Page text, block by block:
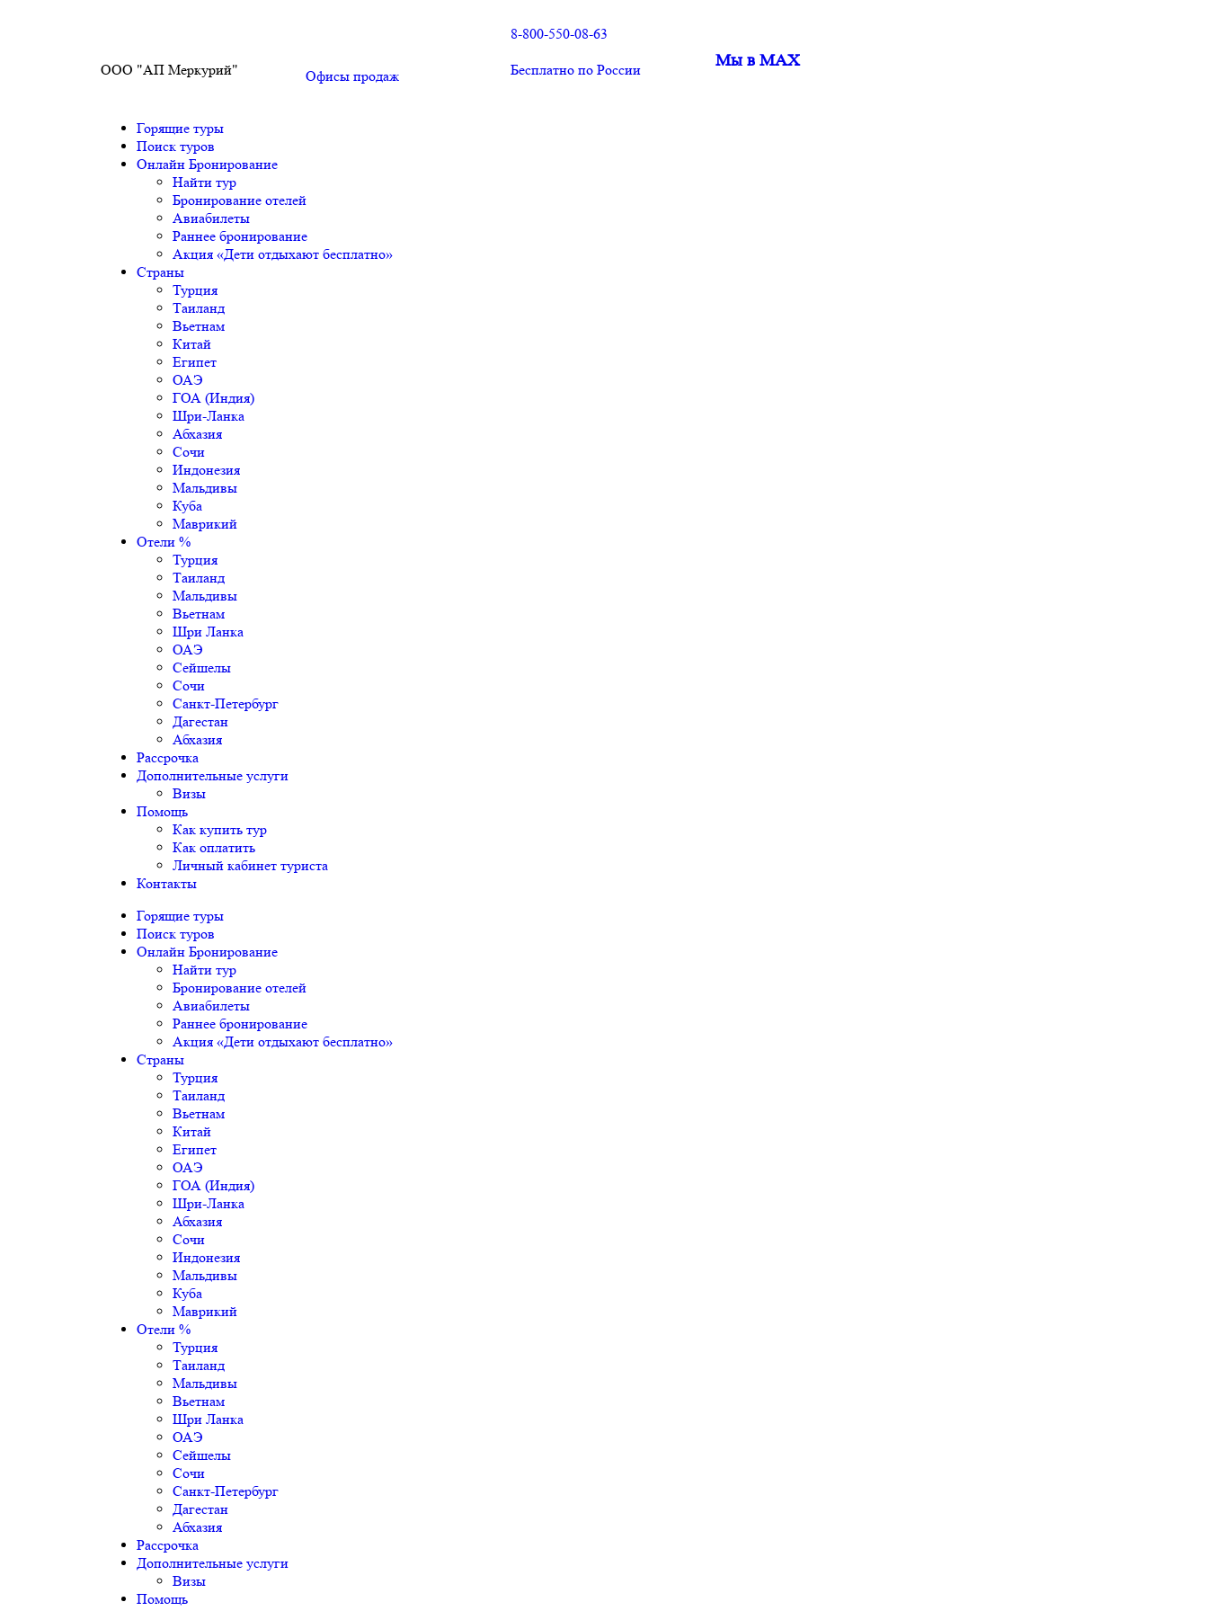
ООО "АП Меркурий" Офисы продаж
8-800-550-08-63
Бесплатно по России Мы в MAX
Горящие туры
Поиск туров
Онлайн Бронирование
Найти тур
Бронирование отелей
Авиабилеты
Раннее бронирование
Акция «Дети отдыхают бесплатно»
Страны
Турция
Таиланд
Вьетнам
Китай
Египет
ОАЭ
ГОА (Индия)
Шри-Ланка
Абхазия
Сочи
Индонезия
Мальдивы
Куба
Маврикий
Отели %
Турция
Таиланд
Мальдивы
Вьетнам
Шри Ланка
ОАЭ
Сейшелы
Сочи
Санкт-Петербург
Дагестан
Абхазия
Рассрочка
Дополнительные услуги
Визы
Помощь
Как купить тур
Как оплатить
Личный кабинет туриста
Контакты
Горящие туры
Поиск туров
Онлайн Бронирование
Найти тур
Бронирование отелей
Авиабилеты
Раннее бронирование
Акция «Дети отдыхают бесплатно»
Страны
Турция
Таиланд
Вьетнам
Китай
Египет
ОАЭ
ГОА (Индия)
Шри-Ланка
Абхазия
Сочи
Индонезия
Мальдивы
Куба
Маврикий
Отели %
Турция
Таиланд
Мальдивы
Вьетнам
Шри Ланка
ОАЭ
Сейшелы
Сочи
Санкт-Петербург
Дагестан
Абхазия
Рассрочка
Дополнительные услуги
Визы
Помощь